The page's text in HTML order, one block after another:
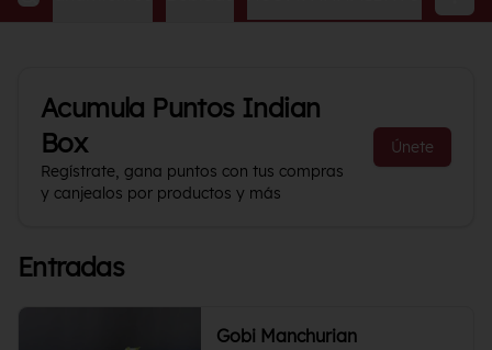
Acumula Puntos Indian
Box
Regístrate, gana puntos con tus compras
y canjealos por productos y más
Únete
Entradas
Gobi Manchurian